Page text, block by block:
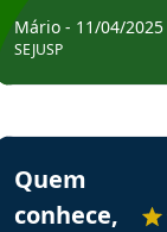
em depoimento
Mário - 11/04/2025
SEJUSP
Henrique
Quem
conhece,